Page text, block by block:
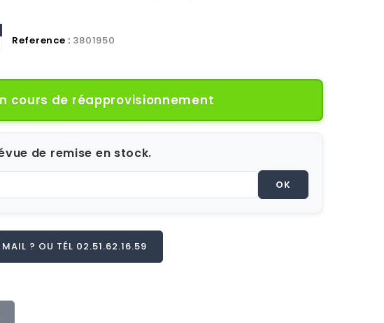
Reference : 3801950
cours de réapprovisionnement
de remise en stock.
OK
MAIL ? OU TÉL 02.51.62.16.59